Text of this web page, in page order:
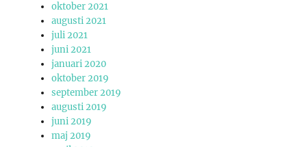
oktober 2021
augusti 2021
juli 2021
juni 2021
januari 2020
oktober 2019
september 2019
augusti 2019
juni 2019
maj 2019